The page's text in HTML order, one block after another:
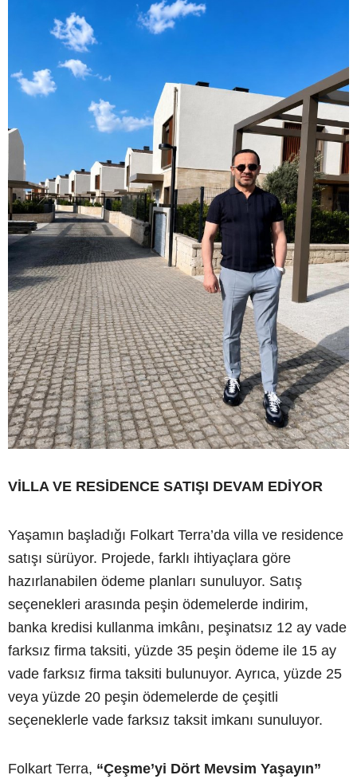
VİLLA VE RESİDENCE SATIŞI DEVAM EDİYOR
Yaşamın başladığı Folkart Terra’da villa ve residence
satışı sürüyor. Projede, farklı ihtiyaçlara göre
hazırlanabilen ödeme planları sunuluyor. Satış
seçenekleri arasında peşin ödemelerde indirim,
banka kredisi kullanma imkânı, peşinatsız 12 ay vade
farksız firma taksiti, yüzde 35 peşin ödeme ile 15 ay
vade farksız firma taksiti bulunuyor. Ayrıca, yüzde 25
veya yüzde 20 peşin ödemelerde de çeşitli
seçeneklerle vade farksız taksit imkanı sunuluyor.
Folkart Terra, “Çeşme’yi Dört Mevsim Yaşayın”